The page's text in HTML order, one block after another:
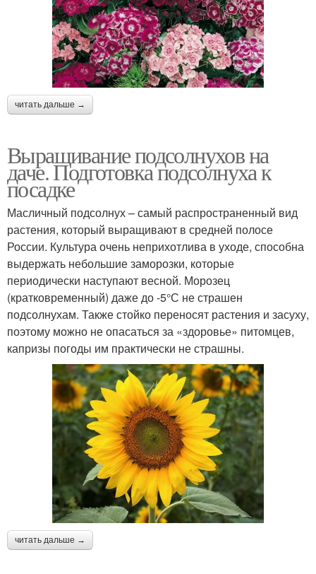
читать дальше →
Выращивание подсолнухов на
даче. Подготовка подсолнуха к
посадке
Масличный подсолнух – самый распространенный вид
растения, который выращивают в средней полосе
России. Культура очень неприхотлива в уходе, способна
выдержать небольшие заморозки, которые
периодически наступают весной. Морозец
(кратковременный) даже до -5°С не страшен
подсолнухам. Также стойко переносят растения и засуху,
поэтому можно не опасаться за «здоровье» питомцев,
капризы погоды им практически не страшны.
читать дальше →